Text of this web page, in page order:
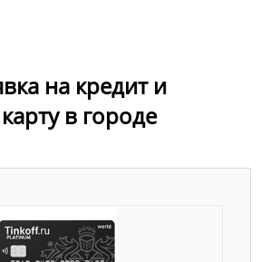
на кредит и
в городе